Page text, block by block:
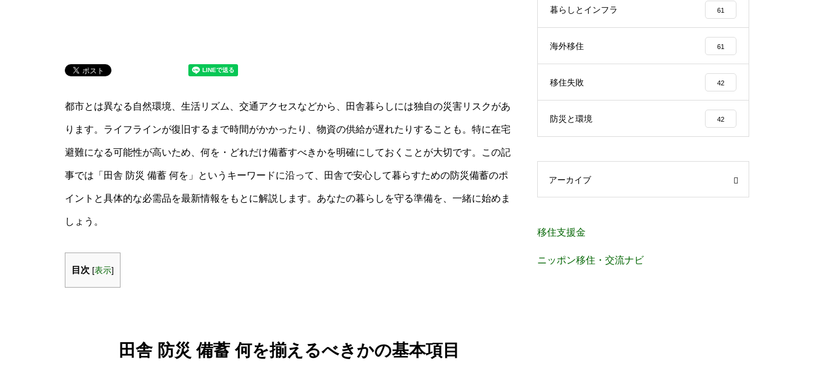
都市とは異なる自然環境、生活リズム、交通アクセスなどから、田舎暮らしには独自の災害リスクがあ
ります。ライフラインが復旧するまで時間がかかったり、物資の供給が遅れたりすることも。特に在宅
避難になる可能性が高いため、何を・どれだけ備蓄すべきかを明確にしておくことが大切です。この記
事では「田舎 防災 備蓄 何を」というキーワードに沿って、田舎で安心して暮らすための防災備蓄のポ
イントと具体的な必需品を最新情報をもとに解説します。あなたの暮らしを守る準備を、一緒に始めま
しょう。
目次 [表示]
田舎 防災 備蓄 何を揃えるべきかの基本項目
暮らしとインフラ 61
海外移住 61
移住失敗 42
防災と環境 42
アーカイブ
移住支援金
ニッポン移住・交流ナビ